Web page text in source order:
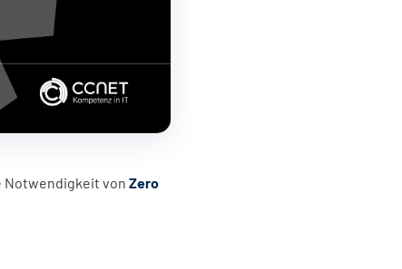
Notwendigkeit von Zero